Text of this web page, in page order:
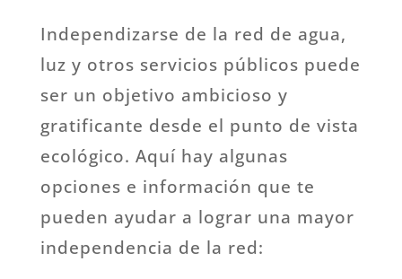
Independizarse de la red de agua,
luz y otros servicios públicos puede
ser un objetivo ambicioso y
gratificante desde el punto de vista
ecológico. Aquí hay algunas
opciones e información que te
pueden ayudar a lograr una mayor
independencia de la red: